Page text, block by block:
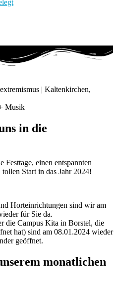
| Kaltenkirchen,
Musik
in die
einen entspannten
tollen Start in das Jahr 2024!
Horteinrichtungen sind wir am
für Sie da.
die Campus Kita in Borstel, die
hat) sind am 08.01.2024 wieder
geöffnet.
monatlichen